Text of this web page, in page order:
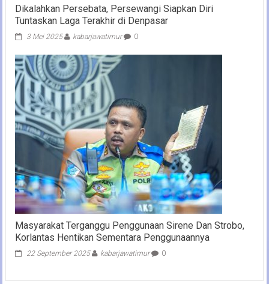
Dikalahkan Persebata, Persewangi Siapkan Diri
Tuntaskan Laga Terakhir di Denpasar
3 Mei 2025 kabarjawatimur 0
Masyarakat Terganggu Penggunaan Sirene Dan Strobo,
Korlantas Hentikan Sementara Penggunaannya
22 September 2025 kabarjawatimur 0